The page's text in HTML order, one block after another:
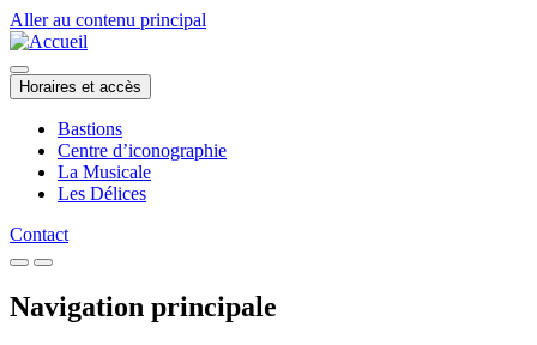
Aller au contenu principal
Horaires et accès
Bastions
Centre d’iconographie
La Musicale
Les Délices
Contact
Navigation principale